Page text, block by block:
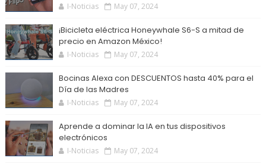
I-Noticias May 07, 2024
¡Bicicleta eléctrica Honeywhale S6-S a mitad de
precio en Amazon México!
I-Noticias May 07, 2024
Bocinas Alexa con DESCUENTOS hasta 40% para el
Día de las Madres
I-Noticias May 07, 2024
Aprende a dominar la IA en tus dispositivos
electrónicos
I-Noticias May 07, 2024